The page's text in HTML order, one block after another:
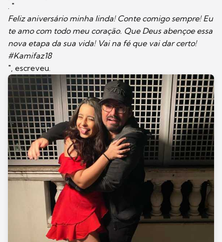
. "
Feliz aniversário minha linda! Conte comigo sempre! Eu
te amo com todo meu coração. Que Deus abençoe essa
nova etapa da sua vida! Vai na fé que vai dar certo!
#Kamifaz18
", escreveu.